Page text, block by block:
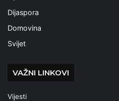
Dijaspora
Domovina
Svijet
VAŽNI LINKOVI
Vijesti